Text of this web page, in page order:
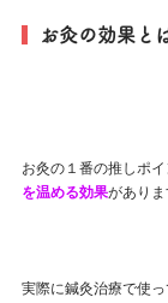
お灸の効果と
お灸の１番の推しポイ
を温める効果がありま
実際に鍼灸治療で使っ